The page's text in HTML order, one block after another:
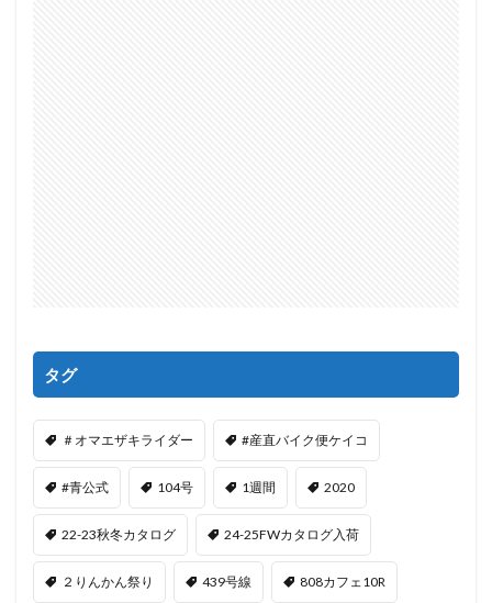
タグ
＃オマエザキライダー #産直バイク便ケイコ
#青公式 104号 1週間 2020
22-23秋冬カタログ 24-25FWカタログ入荷
２りんかん祭り 439号線 808カフェ10R